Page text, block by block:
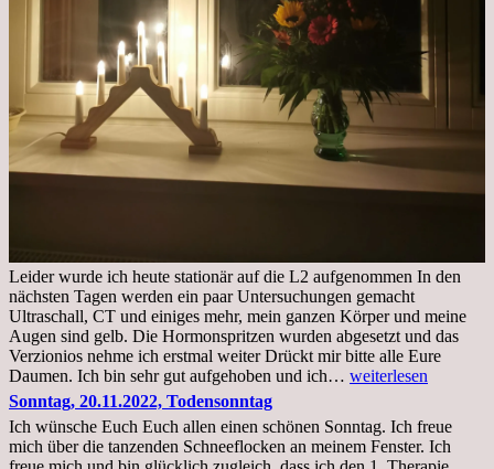
Leider wurde ich heute stationär auf die L2 aufgenommen In den
nächsten Tagen werden ein paar Untersuchungen gemacht
Ultraschall, CT und einiges mehr, mein ganzen Körper und meine
Augen sind gelb. Die Hormonspritzen wurden abgesetzt und das
Verzionios nehme ich erstmal weiter Drückt mir bitte alle Eure
Daumen. Ich bin sehr gut aufgehoben und ich… Mittwoch.
Krankenhaus
stationär
weiterlesen
Sonntag, 20.11.2022, Todensonntag
Ich wünsche Euch Euch allen einen schönen Sonntag. Ich freue
mich über die tanzenden Schneeflocken an meinem Fenster. Ich